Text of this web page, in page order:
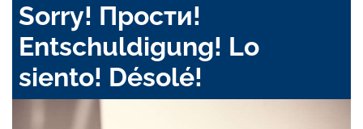
Sorry! Прости!
Entschuldigung! Lo
siento! Désolé!